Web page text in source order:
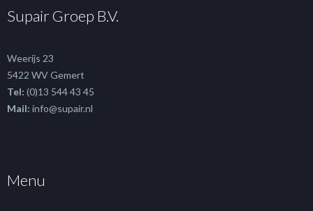
Supair Groep B.V.
Weerijs 23
5422 WV Gemert
Tel: (0)13 544 43 45
Mail: info@supair.nl
Menu